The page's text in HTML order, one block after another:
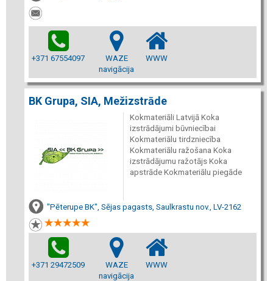
+371 67554097
WAZE
navigācija
WWW
BK Grupa, SIA, Mežizstrāde
Kokmateriāli Latvijā Koka
izstrādājumi būvniecībai
Kokmateriālu tirdzniecība
Kokmateriālu ražošana Koka
izstrādājumu ražotājs Koka
apstrāde Kokmateriālu piegāde
"Pēterupe BK", Sējas pagasts, Saulkrastu nov., LV-2162
+371 29472509
WAZE
navigācija
WWW